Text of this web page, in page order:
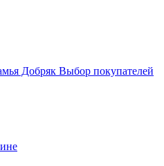
Выбор покупателей